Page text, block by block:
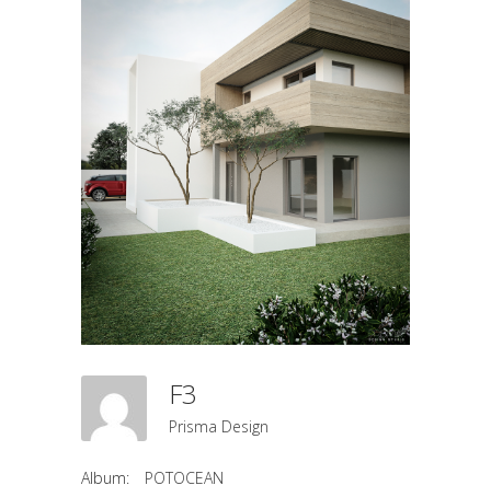
F3
Prisma Design
Album:
POTOCEAN